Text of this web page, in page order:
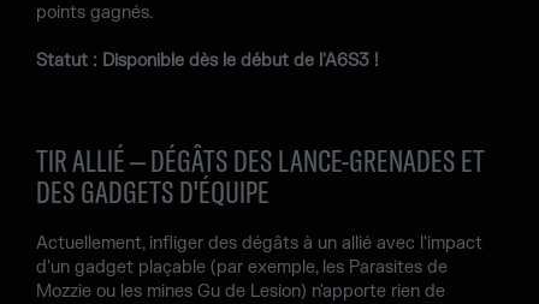
points gagnés.
Statut : Disponible dès le début de l'A6S3 !
TIR ALLIÉ – DÉGÂTS DES LANCE-GRENADES ET
DES GADGETS D'ÉQUIPE
Actuellement, infliger des dégâts à un allié avec l'impact
d'un gadget plaçable (par exemple, les Parasites de
Mozzie ou les mines Gu de Lesion) n'apporte rien de